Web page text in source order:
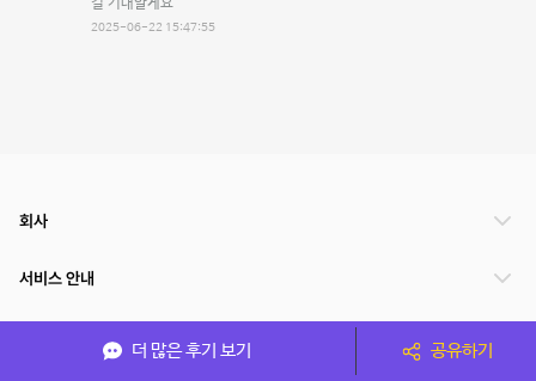
길 기대할게요
2025-06-22 15:47:55
더 많은 후기 보기 공유하기
회사
서비스 안내